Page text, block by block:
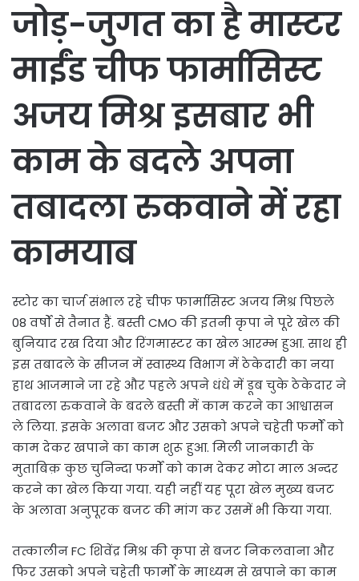
जोड़-जुगत का है मास्टर
माईंड चीफ फार्मासिस्ट
अजय मिश्र इसबार भी
काम के बदले अपना
तबादला रुकवाने में रहा
कामयाब
स्टोर का चार्ज संभाल रहे चीफ फार्मासिस्ट अजय मिश्र पिछले
08 वर्षों से तैनात हैं. बस्ती CMO की इतनी कृपा ने पूरे खेल की
बुनियाद रख दिया और रिंगमास्टर का खेल आरम्भ हुआ. साथ ही
इस तबादले के सीजन में स्वास्थ्य विभाग में ठेकेदारी का नया
हाथ आजमाने जा रहे और पहले अपने धंधे में डूब चुके ठेकेदार ने
तबादला रुकवाने के बदले बस्ती में काम करने का आश्वासन
ले लिया. इसके अलावा बजट और उसको अपने चहेती फर्मों को
काम देकर खपाने का काम शुरू हुआ. मिली जानकारी के
मुताबिक़ कुछ चुनिन्दा फर्मों को काम देकर मोटा माल अन्दर
करने का खेल किया गया. यही नहीं यह पूरा खेल मुख्य बजट
के अलावा अनुपूरक बजट की मांग कर उसमें भी किया गया.
तत्कालीन FC शिवेंद्र मिश्र की कृपा से बजट निकलवाना और
फिर उसको अपने चहेती फार्मों के माध्यम से खपाने का काम